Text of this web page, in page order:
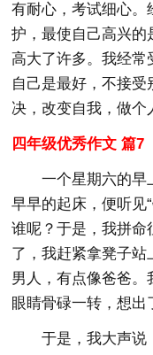
有耐心，考试细心。
护，最使自己高兴的
高大了许多。我经常
自己是最好，不接
决，改变自我，做个
四年级优秀作文 篇7
一个星期六的早
早早的起床，便听见
谁呢？于是，我拼命
了，我赶紧拿凳子站
男人，有点像爸爸
眼睛骨碌一转，想出
于是，我大声说